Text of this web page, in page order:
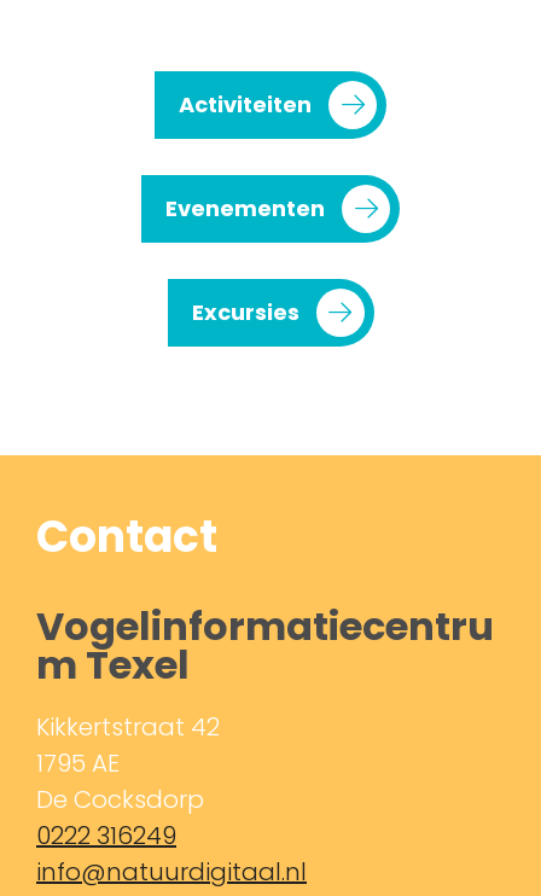
Activiteiten
Evenementen
Excursies
Contact
Vogelinformatiecentru
m Texel
Kikkertstraat 42
1795 AE
De Cocksdorp
0222 316249
info@natuurdigitaal.nl